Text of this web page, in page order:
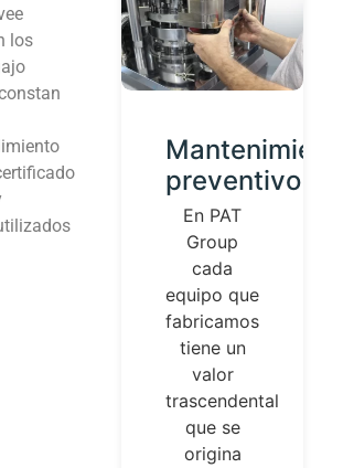
los
o
preventivo
En PAT
Group
cada
equipo que
fabricamos
tiene un
valor
trascendental
que se
origina